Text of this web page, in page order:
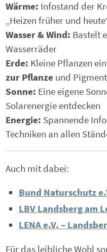
Wärme: Infostand der
„Heizen früher und
Wasser & Wind: Bastelt
Wasserräder
Erde: Kleine Pflanzen
zur Pflanze und
Sonne: Eine eigene
Solarenergie entdecken
Energie: Spannende
Techniken an allen
Auch mit dabei:
Bund Naturschutz
LBV Landsberg am
LENA e.V. –
Für das leibliche Wohl